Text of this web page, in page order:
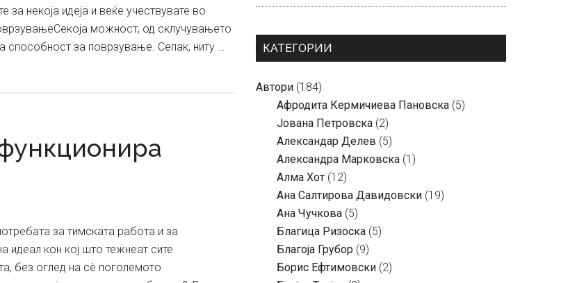
за некоја идеја и веќе учествувате во
можност, од склучувањето
способност за поврзување. Сепак, ниту …
за тимската работа и за
идеал кон кој што тежнеат сите
без оглед на сè поголемото
КАТЕГОРИИ
Автори (184)
Aфродита Кермичиева Пановска (5)
Јована Петровска (2)
Александар Делев (5)
Александра Марковска (1)
Алма Хот (12)
Ана Салтирова Давидовски (19)
Ана Чучкова (5)
Благица Ризоска (5)
Благоја Грубор (9)
Борис Ефтимовски (2)